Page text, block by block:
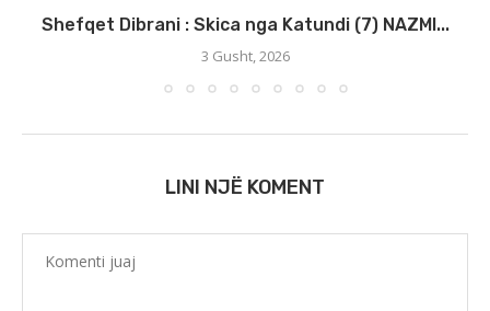
Shefqet Dibrani : Skica nga Katundi (7) NAZMI...
3 Gusht, 2026
LINI NJË KOMENT